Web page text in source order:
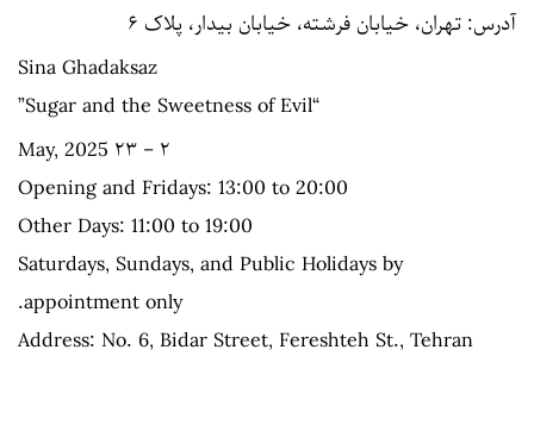
آدرس: تهران، خیابان فرشته، خیابان بیدار، پلاک ۶
Sina Ghadaksaz
“Sugar and the Sweetness of Evil”
۲ – ۲۳ May, 2025
Opening and Fridays: 13:00 to 20:00
Other Days: 11:00 to 19:00
Saturdays, Sundays, and Public Holidays by
appointment only.
Address: No. 6, Bidar Street, Fereshteh St., Tehran